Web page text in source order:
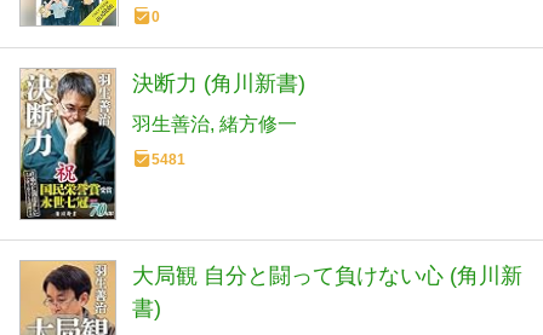
0
決断力 (角川新書)
羽生善治 緒方修一
5481
大局観 自分と闘って負けない心 (角川新
書)